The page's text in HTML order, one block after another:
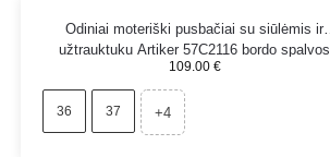
Odiniai moteriški pusbačiai su siūlėmis ir
užtrauktuku Artiker 57C2116 bordo spalvos
109.00 €
36 37 +4